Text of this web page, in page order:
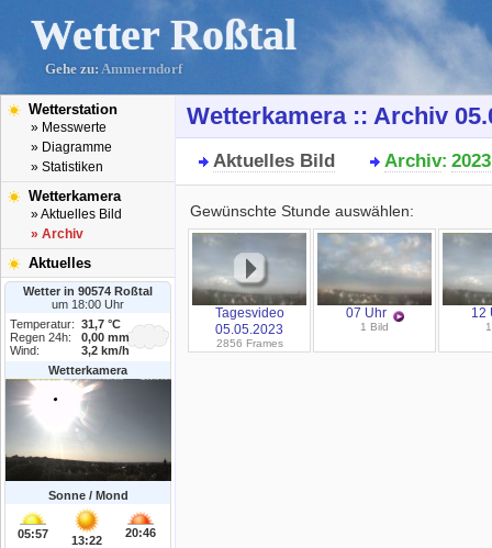
Wetter Roßtal
Gehe zu: Ammerndorf
Wetterstation
» Messwerte
» Diagramme
» Statistiken
Wetterkamera
» Aktuelles Bild
» Archiv
Aktuelles
Wetter in 90574 Roßtal
um 18:00 Uhr
Temperatur:
31,7 °C
Regen 24h:
0,00 mm
Wind:
3,2 km/h
Wetterkamera
Sonne / Mond
05:57 13:22
20:46
Wetterkamera :: Archiv
Aktuelles Bild Archiv: 2023
Gewünschte Stunde auswählen:
Tagesvideo
05.05.2023
2856 Frames
07 Uhr
1 Bild
12